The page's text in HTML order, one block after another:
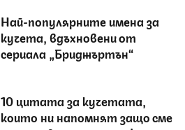
Най-популярните имена за
кучета, вдъхновени от
сериала „Бриджъртън“
10 цитата за кучетата,
които ни напомнят защо сме